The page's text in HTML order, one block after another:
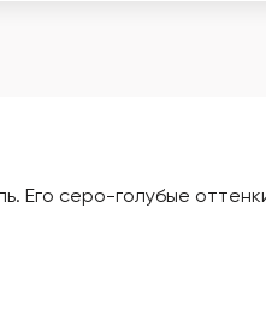
Его серо-голубые